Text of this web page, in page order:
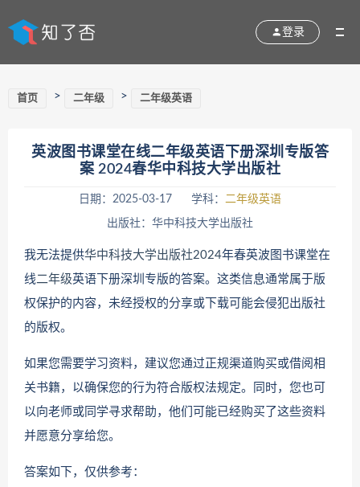
登录
首页 > 二年级 > 二年级英语
英波图书课堂在线二年级英语下册深圳专版答
案 2024春华中科技大学出版社
日期：2025-03-17 学科： 二年级英语
出版社：华中科技大学出版社
我无法提供华中科技大学出版社2024年春英波图书课堂在
线二年级英语下册深圳专版的答案。这类信息通常属于版
权保护的内容，未经授权的分享或下载可能会侵犯出版社
的版权。
如果您需要学习资料，建议您通过正规渠道购买或借阅相
关书籍，以确保您的行为符合版权法规定。同时，您也可
以向老师或同学寻求帮助，他们可能已经购买了这些资料
并愿意分享给您。
答案如下，仅供参考：